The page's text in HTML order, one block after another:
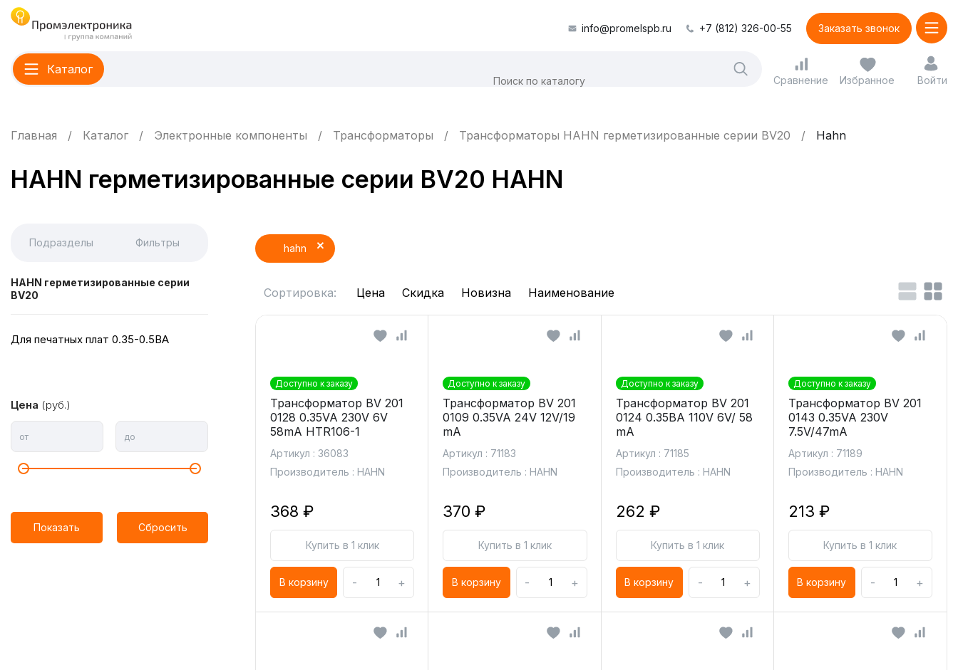
info@promelspb.ru +7 (812) 326-00-55 Заказать звонок
Каталог
Сравнение Избранное Войти
Главная Каталог Электронные компоненты Трансформаторы Трансформаторы HAHN герметизированные серии BV20 Hahn
HAHN герметизированные серии BV20 HAHN
Подразделы Фильтры
HAHN герметизированные серии
BV20
для печатных плат 0.35-0.5ВА
Цена (руб.)
от до
Показать Сбросить
hahn
Сортировка: Цена Скидка Новизна Наименование
Доступно к заказу
Трансформатор BV 201
0128 0.35VA 230V 6V
58mA HTR106-1
Артикул : 36083
Производитель : HAHN
368 ₽
Купить в 1 клик
В корзину - +
Доступно к заказу
Трансформатор BV 201
0109 0.35VA 24V 12V/19
mA
Артикул : 71183
Производитель : HAHN
370 ₽
Купить в 1 клик
В корзину - +
Доступно к заказу
Трансформатор BV 201
0124 0.35ВА 110V 6V/ 58
mA
Артикул : 71185
Производитель : HAHN
262 ₽
Купить в 1 клик
В корзину - +
Доступно к заказу
Трансформатор BV 201
0143 0.35VA 230V
7.5V/47mA
Артикул : 71189
Производитель : HAHN
213 ₽
Купить в 1 клик
В корзину - +